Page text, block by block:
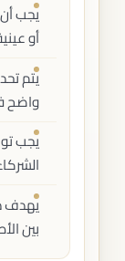
يجب
أو
يتم
واضح
يجب
يهدف
بين